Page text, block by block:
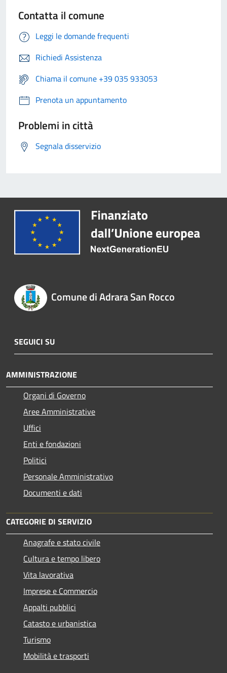
Contatta il comune
Leggi le domande frequenti
Richiedi Assistenza
Chiama il comune +39 035 933053
Prenota un appuntamento
Problemi in città
Segnala disservizio
Comune di Adrara San Rocco
SEGUICI SU
AMMINISTRAZIONE
Organi di Governo
Aree Amministrative
Uffici
Enti e fondazioni
Politici
Personale Amministrativo
Documenti e dati
CATEGORIE DI SERVIZIO
Anagrafe e stato civile
Cultura e tempo libero
Vita lavorativa
Imprese e Commercio
Appalti pubblici
Catasto e urbanistica
Turismo
Mobilità e trasporti